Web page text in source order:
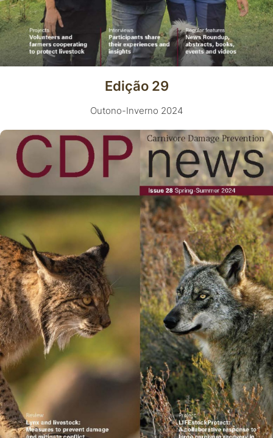
Edição 29
Outono-Inverno 2024